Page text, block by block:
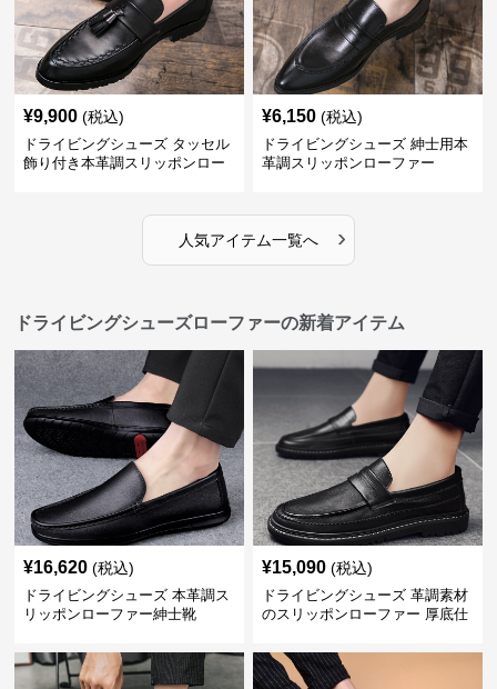
¥9,900 (税込)
ドライビングシューズ タッセル
飾り付き本革調スリッポンロー
¥6,150 (税込)
ドライビングシューズ 紳士用本
革調スリッポンローファー
人気アイテム一覧へ ›
ドライビングシューズローファーの新着アイテム
¥16,620 (税込)
ドライビングシューズ 本革調ス
リッポンローファー紳士靴
¥15,090 (税込)
ドライビングシューズ 革調素材
のスリッポンローファー 厚底仕